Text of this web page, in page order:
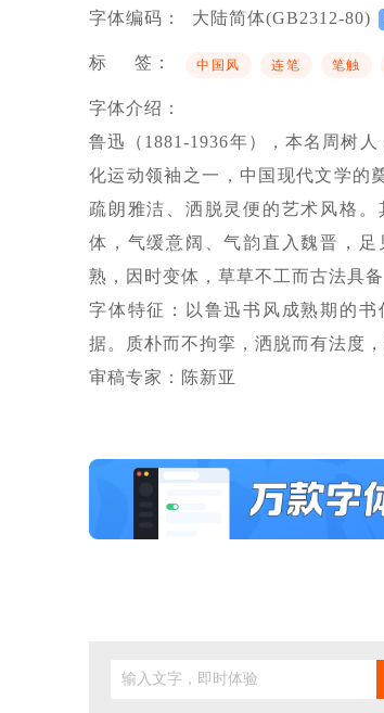
字体编码： 大陆简体(GB2312-80)
标 签： 中国风 连笔 笔触
字体介绍：
鲁迅（1881-1936年），本名周树
化运动领袖之一，中国现代文学的
疏朗雅洁、洒脱灵便的艺术风格
体，气缓意阔、气韵直入魏晋，
熟，因时变体，草草不工而古法具
字体特征：以鲁迅书风成熟期的
据。质朴而不拘挛，洒脱而有法度
审稿专家：陈新亚
输入文字，即时体验